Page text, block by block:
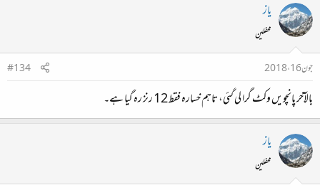
یاز
محفلین
جون 16، 2018
#134
بالآخر پانچویں وکٹ گرا لی گئی، تاہم خسارہ فقط 12 رنز رہ گیا ہے۔
یاز
محفلین